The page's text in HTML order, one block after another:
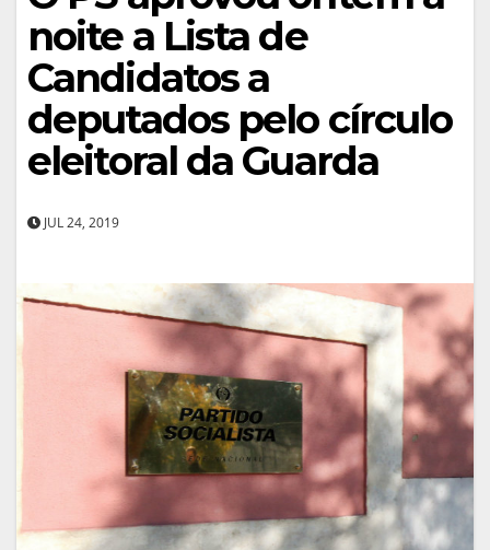
noite a Lista de
Candidatos a
deputados pelo círculo
eleitoral da Guarda
JUL 24, 2019